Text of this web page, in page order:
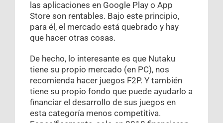
las aplicaciones en Google Play o App
Store son rentables. Bajo este principio,
para él, el mercado está quebrado y hay
que hacer otras cosas.
De hecho, lo interesante es que Nutaku
tiene su propio mercado (en PC), nos
recomienda hacer juegos F2P. Y también
tiene su propio fondo que puede ayudarlo a
financiar el desarrollo de sus juegos en
esta categoría menos competitiva.